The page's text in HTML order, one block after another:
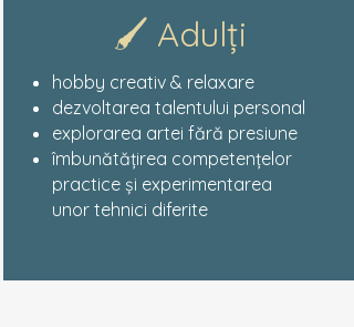
🖌 Adulți
hobby creativ & relaxare
dezvoltarea talentului personal
explorarea artei fără presiune
îmbunătățirea competențelor
practice și experimentarea
unor tehnici diferite